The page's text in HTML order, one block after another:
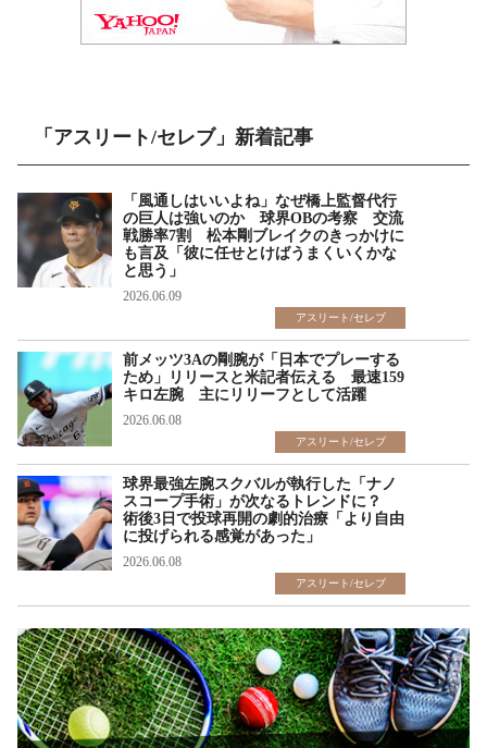
「アスリート/セレブ」新着記事
「風通しはいいよね」なぜ橋上監督代行
の巨人は強いのか 球界OBの考察 交流
戦勝率7割 松本剛ブレイクのきっかけに
も言及「彼に任せとけばうまくいくかな
と思う」
2026.06.09
アスリート/セレブ
前メッツ3Aの剛腕が「日本でプレーする
ため」リリースと米記者伝える 最速159
キロ左腕 主にリリーフとして活躍
2026.06.08
アスリート/セレブ
球界最強左腕スクバルが執行した「ナノ
スコープ手術」が次なるトレンドに？
術後3日で投球再開の劇的治療「より自由
に投げられる感覚があった」
2026.06.08
アスリート/セレブ